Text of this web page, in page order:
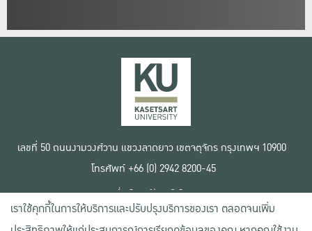
เลขที่ 50 ถนนงามวงศ์วาน แขวงลาดยาว เขตจตุจักร กรุงเทพฯ 10900
โทรศัพท์ +66 (0) 2942 8200-45
เงื่อนไขการใช้งานเว็บไซต์
ข้อตกลงด้านสิทธิ์ใช้งาน
นโยบายความเป็นส่วนตัว
เราใช้คุกกี้ในการให้บริการและปรับปรุงบริการของเรา ตลอดจนเพิ่ม